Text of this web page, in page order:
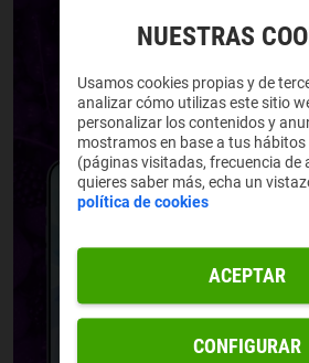
NUESTRAS
Usamos cookies propias y de
analizar cómo utilizas este sitio
personalizar los contenidos y
mostramos en base a tus hábitos
(páginas visitadas, frecuencia de
quieres saber más, echa un
política de cookies
ACEPTAR
CONFIGURAR